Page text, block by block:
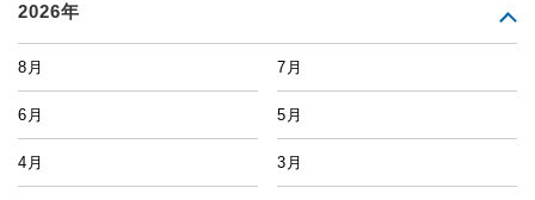
2026年
8月 7月
6月 5月
4月 3月